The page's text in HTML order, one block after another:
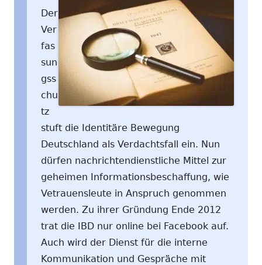
Der
Ver
fas
sun
gss
chu
tz
stuft die Identitäre Bewegung
Deutschland als Verdachtsfall ein. Nun
dürfen nachrichtendienstliche Mittel zur
geheimen Informationsbeschaffung, wie
Vetrauensleute in Anspruch genommen
werden. Zu ihrer Gründung Ende 2012
trat die IBD nur online bei Facebook auf.
Auch wird der Dienst für die interne
Kommunikation und Gespräche mit